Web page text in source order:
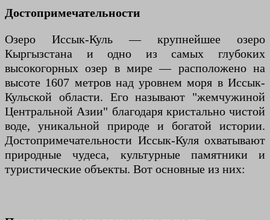
Достопримечательности
Озеро Иссык-Куль — крупнейшее озеро
Кыргызстана и одно из самых глубоких
высокогорных озер в мире — расположено на
высоте 1607 метров над уровнем моря в Иссык-
Кульской области. Его называют "жемчужиной
Центральной Азии" благодаря кристально чистой
воде, уникальной природе и богатой истории.
Достопримечательности Иссык-Куля охватывают
природные чудеса, культурные памятники и
туристические объекты. Вот основные из них: